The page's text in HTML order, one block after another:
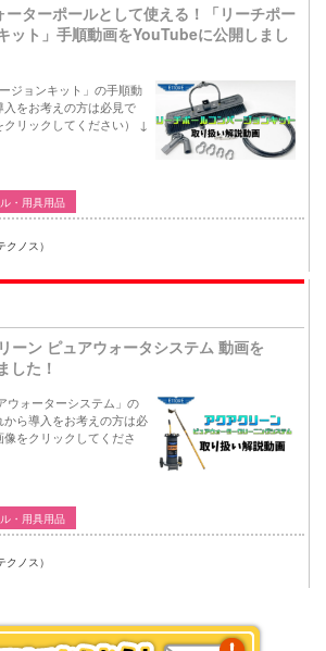
ーターポールとして使える！「リーチポー
ット」手順動画をYouTubeに公開しまし
ジョンキット」の手順動
をお考えの方は必見で
リックしてください） ↓
・用具用品
ノス）
ーン ピュアウォータシステム 動画を
した！
ウォーターシステム」の
ら導入をお考えの方は必
をクリックしてくださ
・用具用品
ノス）